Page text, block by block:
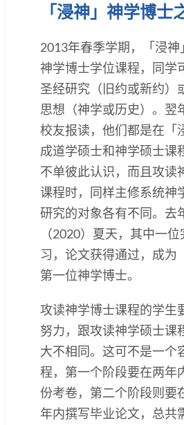
「浸神」神学博士
2013年春季学期，「浸神
神学博士学位课程，同学
圣经研究（旧约或新约）
思想（神学或历史）。翌
校友报读，他们都是在「
成道学硕士和神学硕士课
不单彼此认识，而且攻读
课程时，同样主修系统神
研究的对象各有不同。去
（2020）夏天，其中一
习，论文获得通过，成为
第一位神学博士。
攻读神学博士课程的学生
努力，跟攻读神学硕士课
大不相同。这可不是一个
程，第一个阶段要在两年
份考卷，第二个阶段则要
年内撰写毕业论文，总共